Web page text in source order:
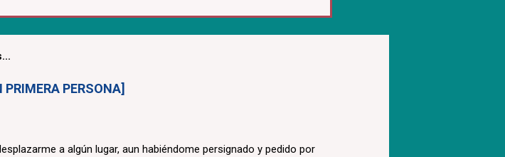
PERSONA]
a algún lugar, aun habiéndome persignado y pedido por